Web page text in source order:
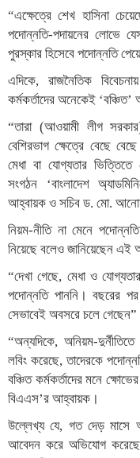
“এক্ষেত্রে শেখ হাসিনা
পদোন্নতি-পদায়নের লোভে
পুরস্কার হিসেবে পদোন্নতি
এদিকে, রাজনৈতিক
কর্মকর্তাদের অনেকেই ‘বঞ্চিত’
“তারা (আওয়ামী লীগ
বেশিরভাগ ক্ষেত্রে বেছে
মেধা বা যোগ্যতার ভিত্তিতে
সংগঠন ‘বাংলাদেশ
আহ্বায়ক ও সচিব ড. মো.
নিয়ম-নীতি না মেনে
নিয়েছে বলেও জানিয়েছেন এই
“দেখা গেছে, মেধা ও
পদোন্নতি পাননি। বছরের
সেভাবেই অবসরে চলে গেছেন”
“অন্যদিকে, অনিয়ম-
লবিং করেছে, তাদেরকে
বঞ্চিত কর্মকর্তাদের মনে
বিএএস’র আহ্বায়ক।
উল্লেখ্য যে, গত দেড় মাসে
আবেদন করে অভিযোগ